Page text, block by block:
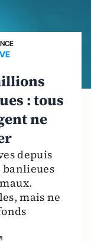
: tous
ne
depuis
banlieues
mais ne